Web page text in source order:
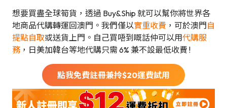
想要買盡全球筍貨，透過 Buy&Ship 就可以幫你將世界各
地商品代購轉運回澳門。我們僅以實重收費 ，可於澳門自
提點自取或送貨上門。自己買唔到嘅話仲可以用代購服
務 ，日美加韓台等地代購只需 6% 兼不設最低收費 !
點我免費註冊兼拎$20運費試用